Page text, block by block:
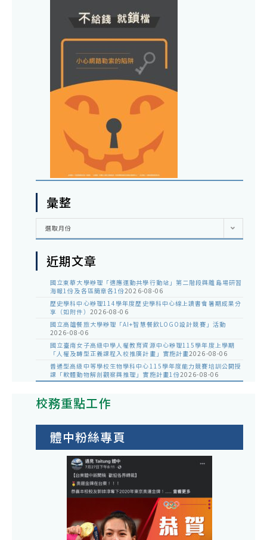
彙整
彙
選取月份
近期文章
國立東華大學辦理「適應運動共學行動站」第二階段與離島場研習
海報1份及各區簡章各1份2026-08-06
歷史學科中心辦理114學年度歷史學科中心線上讀書會暑期成果分
享（如附件） 2026-08-06
國立高雄餐旅大學辦理「AI+智慧餐飲LOGO設計競賽」活動
2026-08-06
國立臺南女子高級中學人權教育資源中心辦理115學年度上學期
「人權及轉型正義課程入校推廣計畫」實施計畫2026-08-06
普通型高級中等學校生物學科中心115學年度能力競賽培訓公開授
課「軟體動物解剖觀察與推理」實施計畫1份2026-08-06
校務重點工作
體中粉絲專頁